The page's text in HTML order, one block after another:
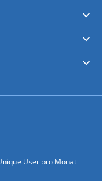
User pro Monat